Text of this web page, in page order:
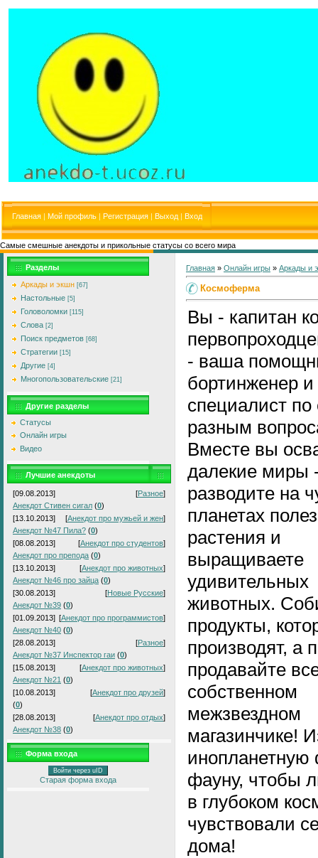
Главная | Мой профиль | Регистрация | Выход | Вход
Самые смешные анекдоты и прикольные статусы со всего мира
Разделы
Аркады и экшн [67]
Настольные [5]
Головоломки [115]
Слова [2]
Поиск предметов [68]
Стратегии [15]
Другие [4]
Многопользовательские [21]
Другие разделы
Статусы
Онлайн игры
Видео
Лучшие анекдоты
[09.08.2013] [Разное]
Анекдот Стивен сигал (0)
[13.10.2013]
[Анекдот про мужьей и жен]
Анекдот №47 Пила? (0)
[08.08.2013]
[Анекдот про студентов]
Анекдот про препода (0)
[13.10.2013]
[Анекдот про животных]
Анекдот №46 про зайца (0)
[30.08.2013]
[Новые Русские]
Анекдот №39 (0)
[01.09.2013] [Анекдот про программистов]
Анекдот №40 (0)
[28.08.2013]
[Разное]
Анекдот №37 Инспектор гаи (0)
[15.08.2013]
[Анекдот про животных]
Анекдот №21 (0)
[10.08.2013]
[Анекдот про друзей]
(0)
[28.08.2013]
[Анекдот про отдых]
Анекдот №38 (0)
Форма входа
Войти через uID
Старая форма входа
Главная » Онлайн игры » Аркады и
Космоферма
Вы - капитан
- ваша
бортинженер и
специалист
разным
Вместе вы
далекие миры
разводите на
планетах
растения и
выращиваете
удивительных
животных.
продукты,
производят, а
продавайте
собственном
межзвездном
магазинчике!
инопланетную
фауну, чтобы
в глубоком
чувствовали
дома!